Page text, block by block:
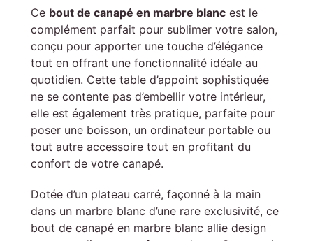
Ce bout de canapé en marbre blanc est le
complément parfait pour sublimer votre salon,
conçu pour apporter une touche d’élégance
tout en offrant une fonctionnalité idéale au
quotidien. Cette table d’appoint sophistiquée
ne se contente pas d’embellir votre intérieur,
elle est également très pratique, parfaite pour
poser une boisson, un ordinateur portable ou
tout autre accessoire tout en profitant du
confort de votre canapé.
Dotée d’un plateau carré, façonné à la main
dans un marbre blanc d’une rare exclusivité, ce
bout de canapé en marbre blanc allie design